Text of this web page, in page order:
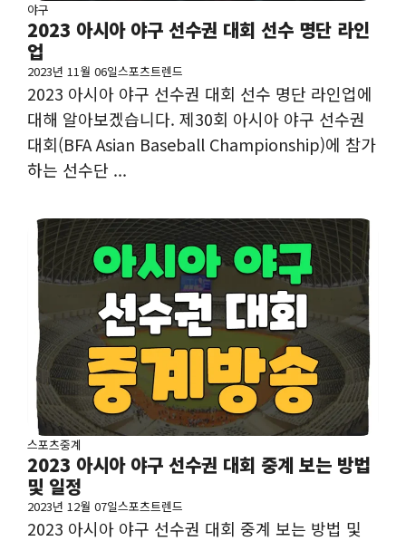
야구
2023 아시아 야구 선수권 대회 선수 명단 라인
업
2023년 11월 06일스포츠트렌드
2023 아시아 야구 선수권 대회 선수 명단 라인업에
대해 알아보겠습니다. 제30회 아시아 야구 선수권
대회(BFA Asian Baseball Championship)에 참가
하는 선수단 ...
스포츠중계
2023 아시아 야구 선수권 대회 중계 보는 방법
및 일정
2023년 12월 07일스포츠트렌드
2023 아시아 야구 선수권 대회 중계 보는 방법 및